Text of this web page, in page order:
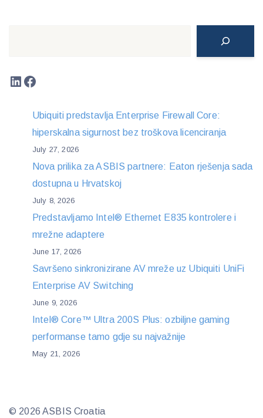
LinkedIn
Facebook
Ubiquiti predstavlja Enterprise Firewall Core:
hiperskalna sigurnost bez troškova licenciranja
July 27, 2026
Nova prilika za ASBIS partnere: Eaton rješenja sada
dostupna u Hrvatskoj
July 8, 2026
Predstavljamo Intel® Ethernet E835 kontrolere i
mrežne adaptere
June 17, 2026
Savršeno sinkronizirane AV mreže uz Ubiquiti UniFi
Enterprise AV Switching
June 9, 2026
Intel® Core™ Ultra 200S Plus: ozbiljne gaming
performanse tamo gdje su najvažnije
May 21, 2026
© 2026 ASBIS Croatia